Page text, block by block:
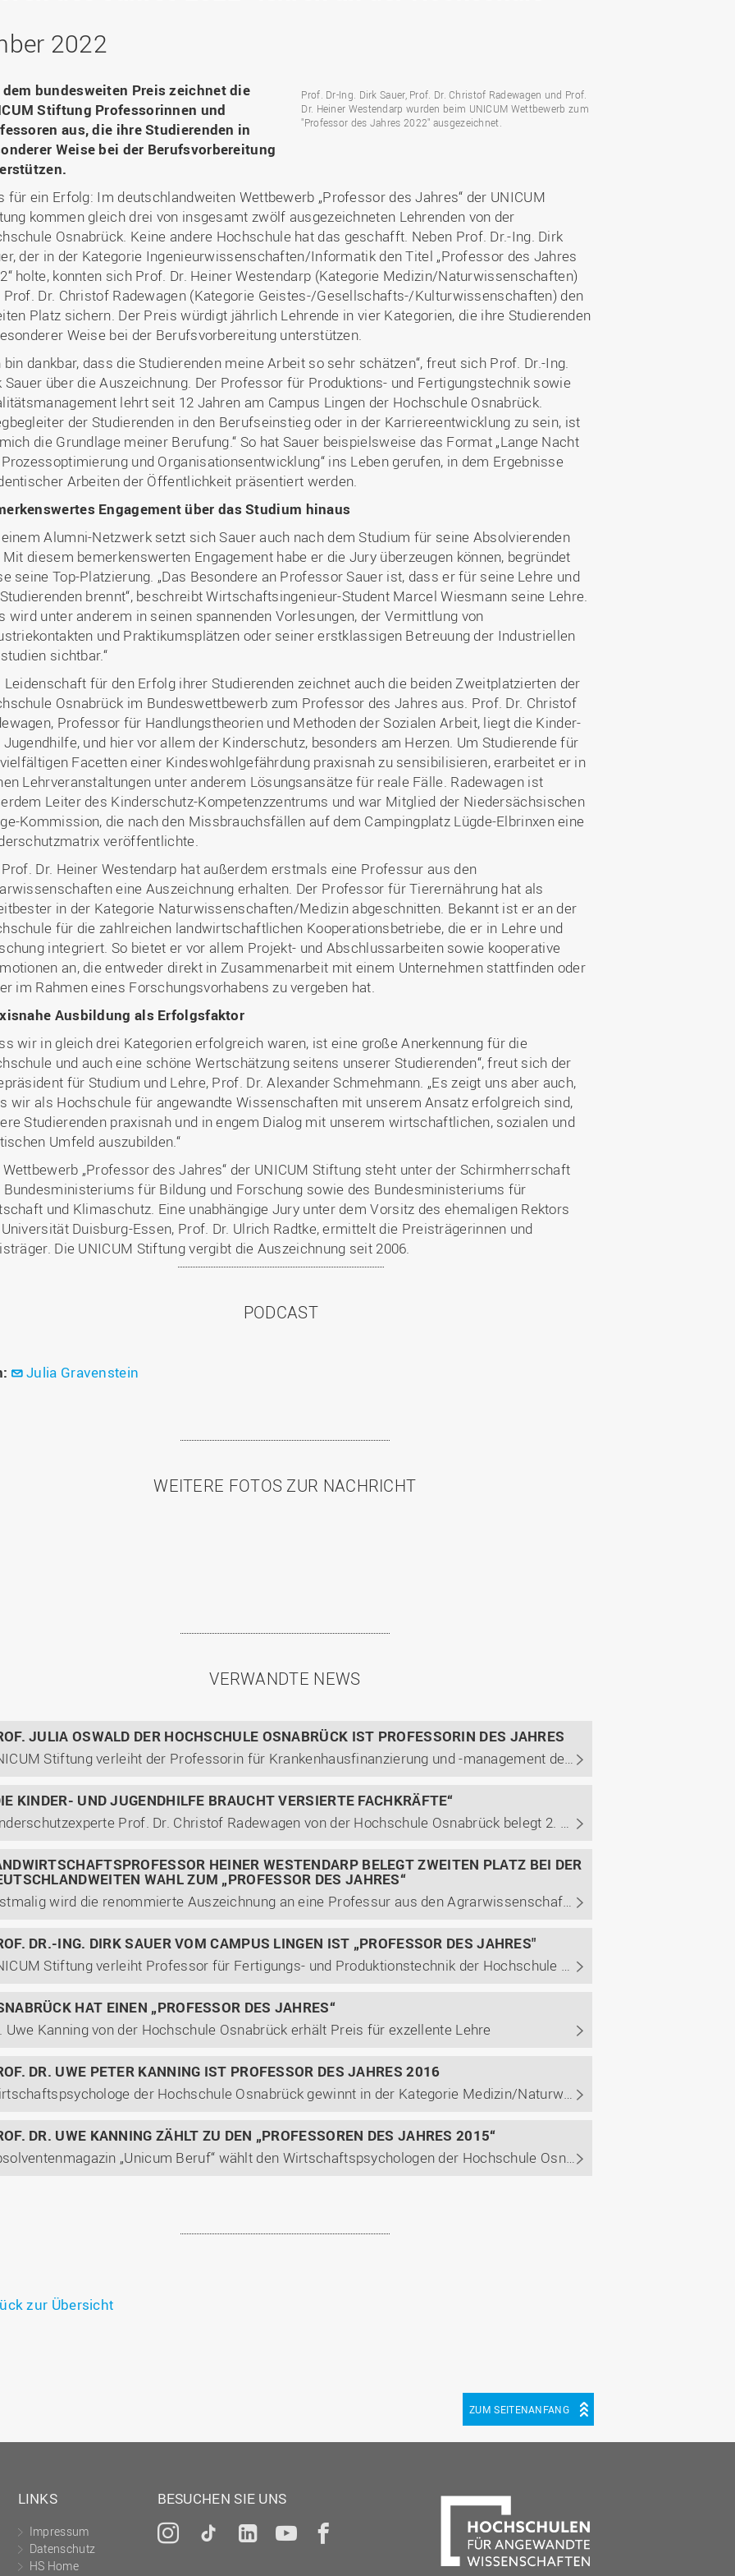
und
als Fremdsprache
für
internationaler
(FIT) in Osnabrück
Bibliothek
LearningCenter
Career Services
Das bietet Osnabrück
Das bietet Lingen
in der
Center
Hochschulbüro
Forschungsergebnisse für
die Praxis
Gründungen | Start-Ups
Transfer in die Gesellschaft
Forschungs-Nachrichten
Veranstaltungen und
Fachtagungen
Forschungsbericht
in
Hochschulzentrum China
(HZC)
UAS7
für Musik (IfM)
Kultur und
(MKT, Campus
und
Professional School
Amtsblatt
Personensuche
2022
Prof. Dr-Ing. Dirk Sauer, Prof. Dr. Christof Radewagen und Prof.
Dr. Heiner Westendarp wurden beim UNICUM Wettbewerb zum
"Professor des Jahres 2022" ausgezeichnet.
bundesweiten Preis zeichnet die
Stiftung Professorinnen und
aus, die ihre Studierenden in
Weise bei der Berufsvorbereitung
für ein Erfolg: Im deutschlandweiten Wettbewerb „Professor des Jahres“ der UNICUM
kommen gleich drei von insgesamt zwölf ausgezeichneten Lehrenden von der
Osnabrück. Keine andere Hochschule hat das geschafft. Neben Prof. Dr.-Ing. Dirk
der in der Kategorie Ingenieurwissenschaften/Informatik den Titel „Professor des Jahres
holte, konnten sich Prof. Dr. Heiner Westendarp (Kategorie Medizin/Naturwissenschaften)
Prof. Dr. Christof Radewagen (Kategorie Geistes-/Gesellschafts-/Kulturwissenschaften) den
Platz sichern. Der Preis würdigt jährlich Lehrende in vier Kategorien, die ihre Studierenden
Weise bei der Berufsvorbereitung unterstützen.
bin dankbar, dass die Studierenden meine Arbeit so sehr schätzen“, freut sich Prof. Dr.-Ing.
Sauer über die Auszeichnung. Der Professor für Produktions- und Fertigungstechnik sowie
lehrt seit 12 Jahren am Campus Lingen der Hochschule Osnabrück.
der Studierenden in den Berufseinstieg oder in der Karriereentwicklung zu sein, ist
die Grundlage meiner Berufung.“ So hat Sauer beispielsweise das Format „Lange Nacht
und Organisationsentwicklung“ ins Leben gerufen, in dem Ergebnisse
Arbeiten der Öffentlichkeit präsentiert werden.
Engagement über das Studium hinaus
Alumni-Netzwerk setzt sich Sauer auch nach dem Studium für seine Absolvierenden
Mit diesem bemerkenswerten Engagement habe er die Jury überzeugen können, begründet
seine Top-Platzierung. „Das Besondere an Professor Sauer ist, dass er für seine Lehre und
brennt“, beschreibt Wirtschaftsingenieur-Student Marcel Wiesmann seine Lehre.
wird unter anderem in seinen spannenden Vorlesungen, der Vermittlung von
und Praktikumsplätzen oder seiner erstklassigen Betreuung der Industriellen
sichtbar.“
Leidenschaft für den Erfolg ihrer Studierenden zeichnet auch die beiden Zweitplatzierten der
Osnabrück im Bundeswettbewerb zum Professor des Jahres aus. Prof. Dr. Christof
Professor für Handlungstheorien und Methoden der Sozialen Arbeit, liegt die Kinder-
Jugendhilfe, und hier vor allem der Kinderschutz, besonders am Herzen. Um Studierende für
Facetten einer Kindeswohlgefährdung praxisnah zu sensibilisieren, erarbeitet er in
Lehrveranstaltungen unter anderem Lösungsansätze für reale Fälle. Radewagen ist
Leiter des Kinderschutz-Kompetenzzentrums und war Mitglied der Niedersächsischen
Kommission, die nach den Missbrauchsfällen auf dem Campingplatz Lügde-Elbrinxen eine
veröffentlichte.
Dr. Heiner Westendarp hat außerdem erstmals eine Professur aus den
eine Auszeichnung erhalten. Der Professor für Tierernährung hat als
in der Kategorie Naturwissenschaften/Medizin abgeschnitten. Bekannt ist er an der
für die zahlreichen landwirtschaftlichen Kooperationsbetriebe, die er in Lehre und
integriert. So bietet er vor allem Projekt- und Abschlussarbeiten sowie kooperative
an, die entweder direkt in Zusammenarbeit mit einem Unternehmen stattfinden oder
im Rahmen eines Forschungsvorhabens zu vergeben hat.
Ausbildung als Erfolgsfaktor
wir in gleich drei Kategorien erfolgreich waren, ist eine große Anerkennung für die
und auch eine schöne Wertschätzung seitens unserer Studierenden“, freut sich der
für Studium und Lehre, Prof. Dr. Alexander Schmehmann. „Es zeigt uns aber auch,
wir als Hochschule für angewandte Wissenschaften mit unserem Ansatz erfolgreich sind,
Studierenden praxisnah und in engem Dialog mit unserem wirtschaftlichen, sozialen und
Umfeld auszubilden.“
Wettbewerb „Professor des Jahres“ der UNICUM Stiftung steht unter der Schirmherrschaft
Bundesministeriums für Bildung und Forschung sowie des Bundesministeriums für
und Klimaschutz. Eine unabhängige Jury unter dem Vorsitz des ehemaligen Rektors
Duisburg-Essen, Prof. Dr. Ulrich Radtke, ermittelt die Preisträgerinnen und
Die UNICUM Stiftung vergibt die Auszeichnung seit 2006.
PODCAST
Julia Gravenstein
WEITERE FOTOS ZUR NACHRICHT
VERWANDTE NEWS
JULIA OSWALD DER HOCHSCHULE OSNABRÜCK IST PROFESSORIN DES JAHRES
UNICUM Stiftung verleiht der Professorin für Krankenhausfinanzierung und -management den ersten Platz in der Kategorie Wirtschaftswissenschaften/Jura
KINDER- UND JUGENDHILFE BRAUCHT VERSIERTE FACHKRÄFTE“
Kinderschutzexperte Prof. Dr. Christof Radewagen von der Hochschule Osnabrück belegt 2. Platz bei der Wahl zum Professor des Jahres. Studierende loben seine praxisrelevante Lehre
HEINER WESTENDARP BELEGT ZWEITEN PLATZ BEI DER
WAHL ZUM „PROFESSOR DES JAHRES“
Erstmalig wird die renommierte Auszeichnung an eine Professur aus den Agrarwissenschaften verliehen
DR.-ING. DIRK SAUER VOM CAMPUS LINGEN IST „PROFESSOR DES JAHRES"
UNICUM Stiftung verleiht Professor für Fertigungs- und Produktionstechnik der Hochschule Osnabrück den ersten Platz in der Kategorie Ingenieurwissenschaften/Informatik und wählt die Hochschulprofessoren Christof Radewagen und Heiner Westendarp auf den zweiten Platz in ihren Fachgebieten.
HAT EINEN „PROFESSOR DES JAHRES“
Uwe Kanning von der Hochschule Osnabrück erhält Preis für exzellente Lehre
DR. UWE PETER KANNING IST PROFESSOR DES JAHRES 2016
Wirtschaftspsychologe der Hochschule Osnabrück gewinnt in der Kategorie Medizin/Naturwissenschaften des Magazins Unicum Beruf
DR. UWE KANNING ZÄHLT ZU DEN „PROFESSOREN DES JAHRES 2015“
Absolventenmagazin „Unicum Beruf“ wählt den Wirtschaftspsychologen der Hochschule Osnabrück auf den 3. Platz
zur Übersicht
ZUM SEITENANFANG
LINKS
Impressum
Datenschutz
HS Home
BESUCHEN SIE UNS
Instagram
TiktokLinkedInYouTube